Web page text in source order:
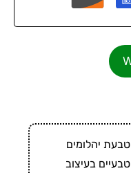
טבעת יהלומים
טבעיים בעיצוב